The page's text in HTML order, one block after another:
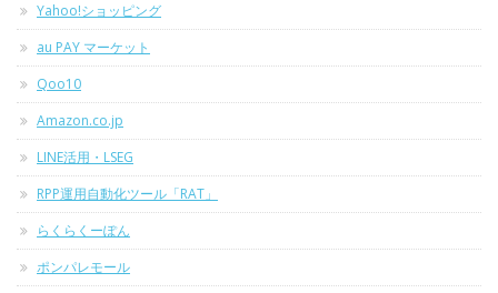
Yahoo!ショッピング
au PAY マーケット
Qoo10
Amazon.co.jp
LINE活用・LSEG
RPP運用自動化ツール「RAT」
らくらくーぽん
ポンパレモール